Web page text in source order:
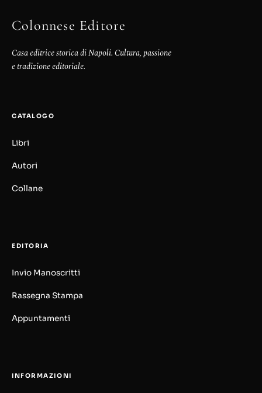
Colonnese Editore
Casa editrice storica di Napoli. Cultura, passione
e tradizione editoriale.
CATALOGO
Libri
Autori
Collane
EDITORIA
Invio Manoscritti
Rassegna Stampa
Appuntamenti
INFORMAZIONI